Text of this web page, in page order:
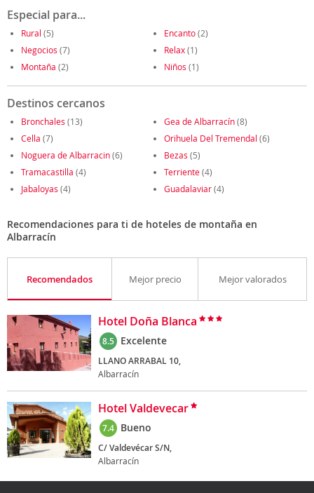
Especial para...
Rural (5) Encanto(2)
Negocios (7) Relax(1)
Montaña (2) Niños (1)
Destinos cercanos
Bronchales (13) Gea de Albarracín(8)
Cella (7) Orihuela Del Tremendal (6)
Noguera de Albarracin(6) Bezas (5)
Tramacastilla (4) Terriente(4)
Jabaloyas (4) Guadalaviar(4)
Recomendaciones para ti de hoteles de montaña en
Albarracín
Recomendados Mejor precio Mejor valorados
Hotel Doña Blanca
8.5 Excelente
LLANO ARRABAL 10,
Albarracín
Hotel Valdevecar
7.4 Bueno
C/ Valdevécar S/N,
Albarracín